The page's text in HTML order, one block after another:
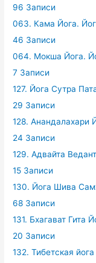
96 Записи
063. Кама Йога.
46 Записи
064. Мокша Йога.
7 Записи
127. Йога Сутра
29 Записи
128. Анандалахари
24 Записи
129. Адвайта
15 Записи
130. Йога Шива
68 Записи
131. Бхагават Гита
20 Записи
132. Тибетская